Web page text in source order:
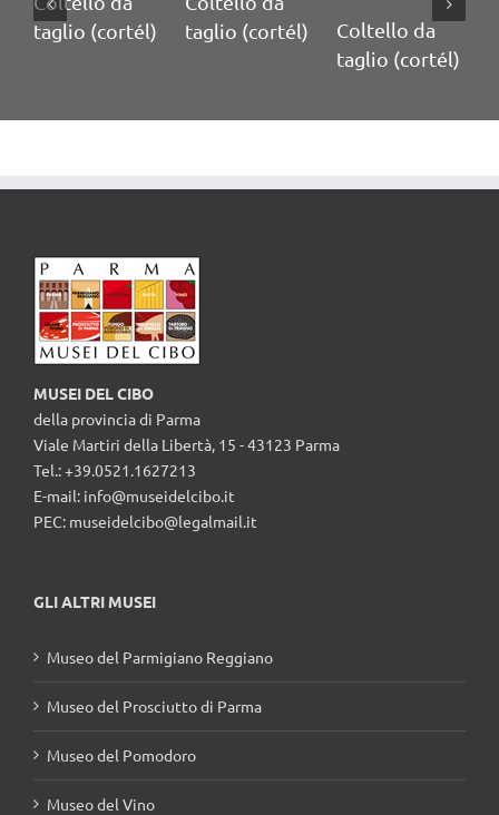
(cortél)
taglio (cortél)
Coltello da
taglio (cortél)
MUSEI DEL CIBO
della provincia di Parma
Viale Martiri della Libertà, 15 - 43123 Parma
Tel.: +39.0521.1627213
E-mail: info@museidelcibo.it
PEC: museidelcibo@legalmail.it
GLI ALTRI MUSEI
Museo del Parmigiano Reggiano
Museo del Prosciutto di Parma
Museo del Pomodoro
Museo del Vino